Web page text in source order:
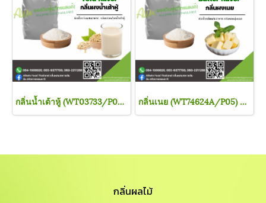
กลิ่นน้ำเต้าหู้ (WT03733/P05) TOFU FLAVOR กลิ่นเนย (WT74624A/P05) BUTTER BASE
กลิ่นผลไม้